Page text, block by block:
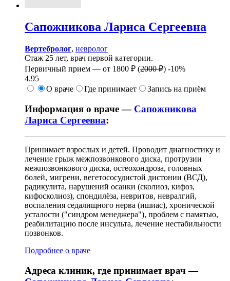
Сапожникова Лариса Сергеевна
Вертебролог, невролог
Стаж 25 лет, врач первой категории.
Первичный прием — от 1800 ₽ (2000 ₽) -10%
4.95
О враче
Где принимает Запись на приём
Информация о враче — Сапожникова
Лариса Сергеевна:
Принимает взрослых и детей. Проводит диагностику и
лечение грыж межпозвонкового диска, протрузии
межпозвонкового диска, остеохондроза, головных
болей, мигрени, вегетососудистой дистонии (ВСД),
радикулита, нарушений осанки (сколиоз, кифоз,
кифосколиоз), спондилёза, невритов, невралгий,
воспаления седалищного нерва (ишиас), хронической
усталости ("синдром менеджера"), проблем с памятью,
реабилитацию после инсульта, лечение нестабильности
позвонков.
Подробнее о враче
Адреса клиник, где принимает врач —